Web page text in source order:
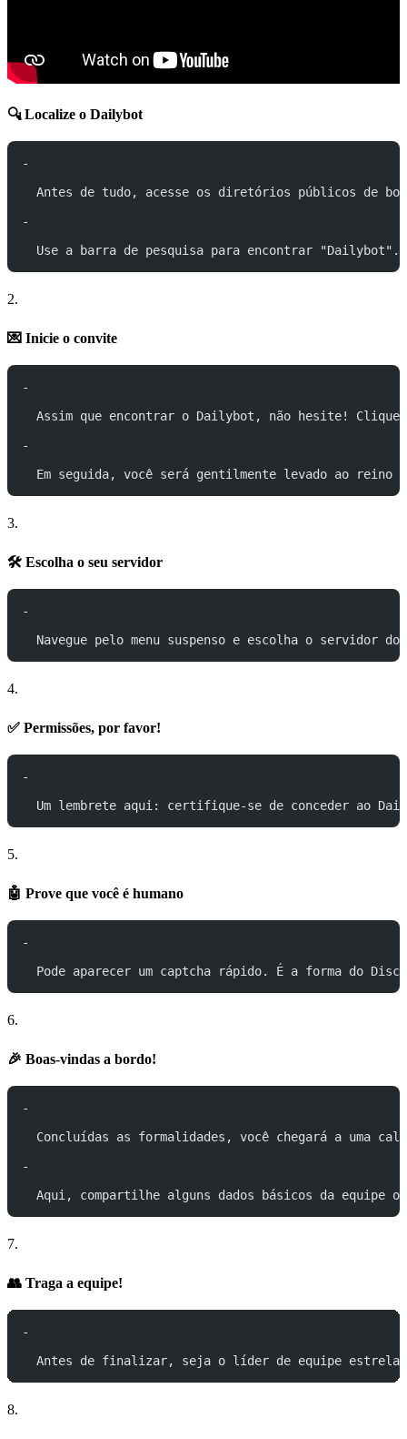
🔍 Localize o Dailybot
-
Antes de tudo, acesse os diretórios públicos de
-
  Use a barra de pesquisa para encontrar "Dailybot".
2.
💌 Inicie o convite
-
Assim que encontrar o Dailybot, não hesite!
-
Em seguida, você será gentilmente levado ao reino
3.
🛠️ Escolha o seu servidor
-
Navegue pelo menu suspenso e escolha o servidor
4.
✅ Permissões, por favor!
-
Um lembrete aqui: certifique-se de conceder ao
5.
🤖 Prove que você é humano
-
Pode aparecer um captcha rápido. É a forma do
6.
🎉 Boas-vindas a bordo!
-
Concluídas as formalidades, você chegará a uma
-
Aqui, compartilhe alguns dados básicos da equipe
7.
👥 Traga a equipe!
-
Antes de finalizar, seja o líder de equipe
8.